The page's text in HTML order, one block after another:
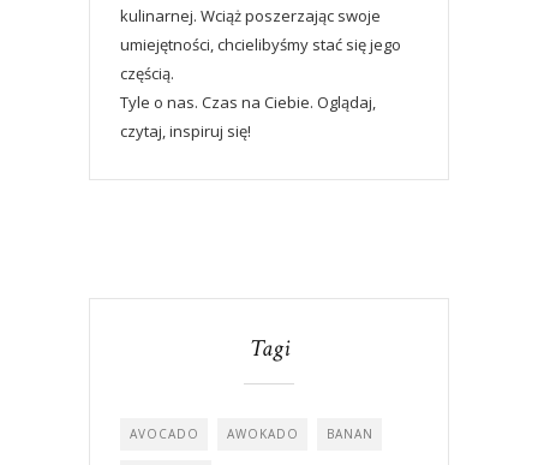
kulinarnej. Wciąż poszerzając swoje
umiejętności, chcielibyśmy stać się jego
częścią.
Tyle o nas. Czas na Ciebie. Oglądaj,
czytaj, inspiruj się!
Tagi
AVOCADO AWOKADO BANAN